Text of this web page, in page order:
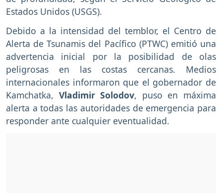
Estados Unidos (USGS).
Debido a la intensidad del temblor, el Centro de
Alerta de Tsunamis del Pacífico (PTWC) emitió una
advertencia inicial por la posibilidad de olas
peligrosas en las costas cercanas. Medios
internacionales informaron que el gobernador de
Kamchatka, Vladimir Solodov, puso en máxima
alerta a todas las autoridades de emergencia para
responder ante cualquier eventualidad.